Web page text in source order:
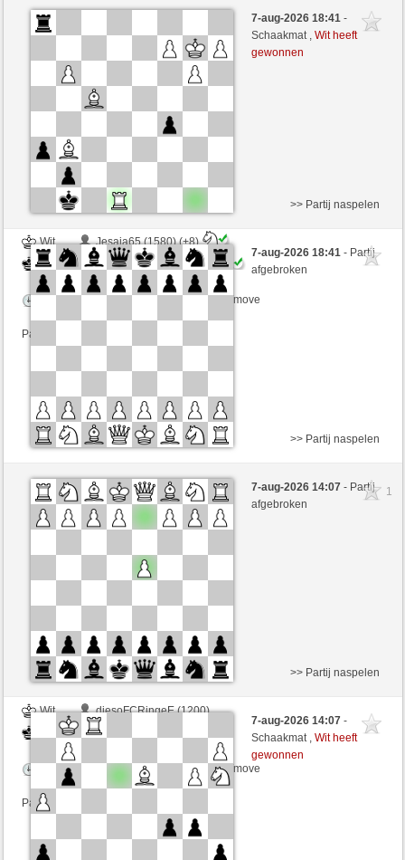
Zwart
Jesaja65 (1588) (-24)
Wit
Speelduur: 5 minutes/side + 0 seconds/move
Partij telt mee voor de ranglijst
7-aug-2026 18:41-
Schaakmat ,Wit heeft
gewonnen
Wit
Jesaja65 (1580) (+8)
Zwart
Maradona77 (1403) (-8)
Speelduur: 5 minutes/side + 0 seconds/move
Partij telt mee voor de ranglijst
>> Partij naspelen
7-aug-2026 18:41- Partij
afgebroken
Zwart
baronerosso (1249)
Wit
Maradona77 (1403)
Partij telt mee voor de ranglijst
>> Partij naspelen
1
7-aug-2026 14:07- Partij
afgebroken
Wit
diesoFCRingeE (1200)
Zwart
Maradona77 (1421)
Speelduur: 5 minutes/side + 0 seconds/move
Partij telt mee voor de ranglijst
>> Partij naspelen
7-aug-2026 14:07-
Schaakmat ,Wit heeft
gewonnen